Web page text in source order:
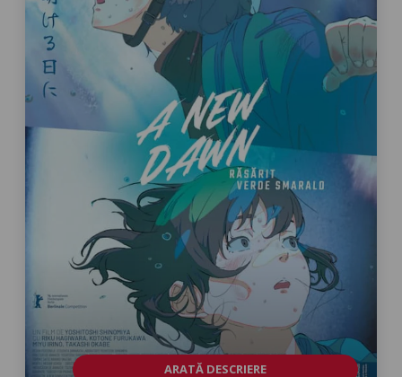
ARATĂ DESCRIERE